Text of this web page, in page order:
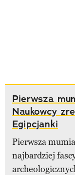
Pierwsza
Naukowcy
Egipcjanki
Pierwsza
najbardziej